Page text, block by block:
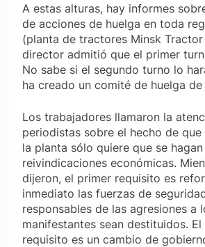
A estas alturas, hay informes
de acciones de huelga en toda
(planta de tractores Minsk Tractor
director admitió que el primer
No sabe si el segundo turno lo
ha creado un comité de huelga
Los trabajadores llamaron la
periodistas sobre el hecho de
la planta sólo quiere que se hagan
reivindicaciones económicas.
dijeron, el primer requisito es
inmediato las fuerzas de
responsables de las agresiones a
manifestantes sean destituidos. El
requisito es un cambio de